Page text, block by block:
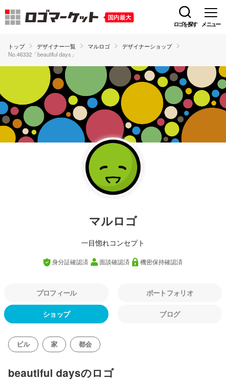
ロゴを探す メニュー
トップ デザイナー一覧 マルロゴ
デザイナーショップ
No.46332「beautiful days」
マルロゴ
一目惚れコンセプト
身分証確認済 面談確認済 機密保持確認済
プロフィール ポートフォリオ
ショップ ブログ
ビル 家 都会
beautiful daysのロゴ